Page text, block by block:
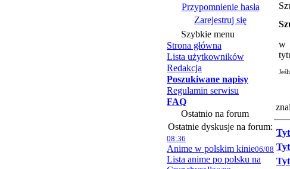
Przypomnienie hasła
Zarejestruj się
Szybkie menu
Strona główna
Lista użytkowników
Redakcja
Poszukiwane napisy
Regulamin serwisu
FAQ
Ostatnio na forum
Ostatnie dyskusje na forum:
08:36
Anime w polskim kinie06/08
Lista anime po polsku na
w